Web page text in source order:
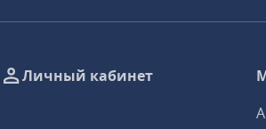
Личный кабинет